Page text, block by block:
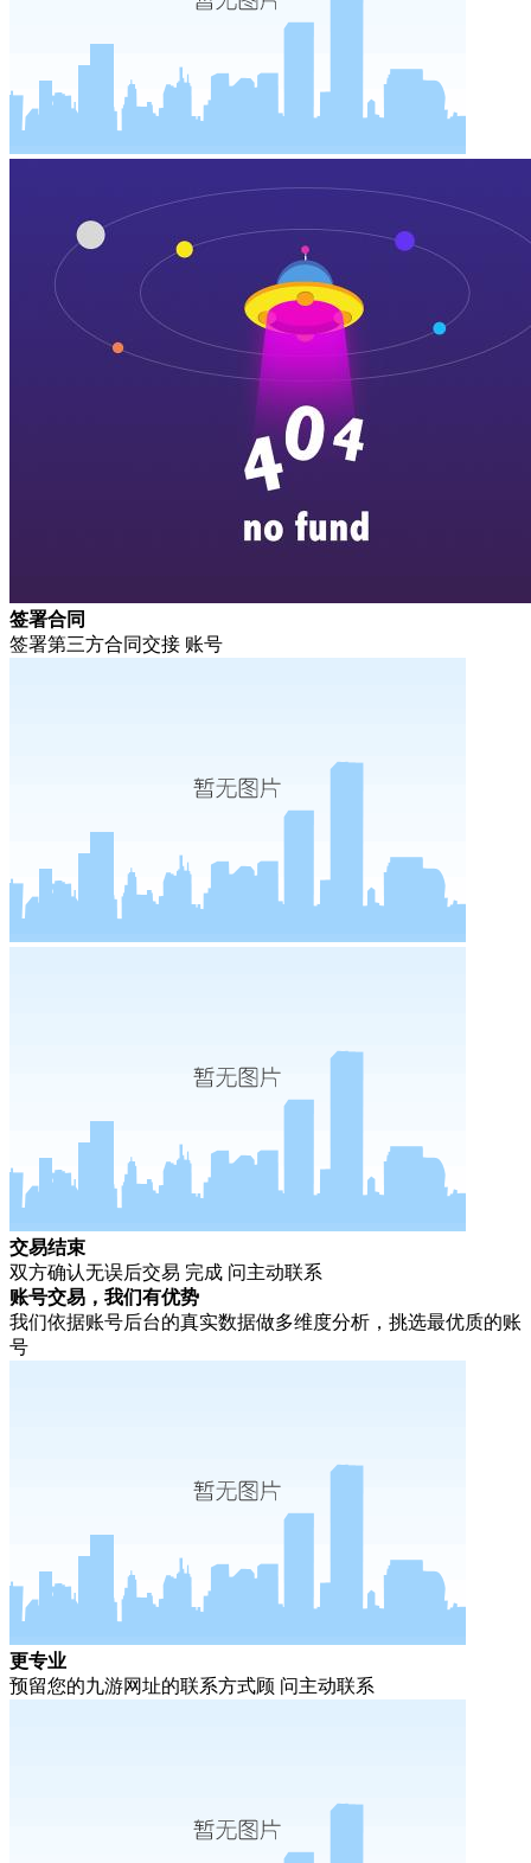
签署合同
签署第三方合同交接 账号
交易结束
双方确认无误后交易 完成 问主动联系
账号交易，我们有优势
我们依据账号后台的真实数据做多维度分析，挑选最优质的账
号
更专业
预留您的九游网址的联系方式顾 问主动联系